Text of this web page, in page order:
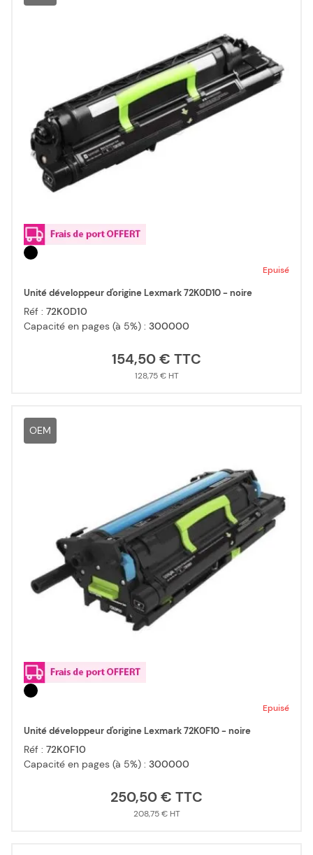
Epuisé
Unité développeur d'origine Lexmark 72K0D10 - noire
Réf : 72K0D10
Capacité en pages (à 5%) : 300000
154,50 €
128,75 €
OEM
Epuisé
Unité développeur d'origine Lexmark 72K0F10 - noire
Réf : 72K0F10
Capacité en pages (à 5%) : 300000
250,50 €
208,75 €